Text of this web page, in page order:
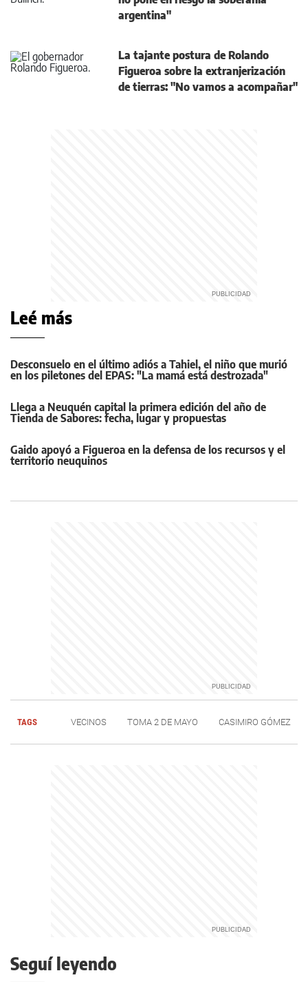
argentina"
La tajante postura de Rolando
Figueroa sobre la extranjerización
de tierras: "No vamos a acompañar"
Leé más
Desconsuelo en el último adiós a Tahiel, el niño que murió
en los piletones del EPAS: "La mamá está destrozada"
Llega a Neuquén capital la primera edición del año de
Tienda de Sabores: fecha, lugar y propuestas
Gaido apoyó a Figueroa en la defensa de los recursos y el
territorio neuquinos
TAGS VECINOS TOMA 2 DE MAYO CASIMIRO GÓMEZ
Seguí leyendo